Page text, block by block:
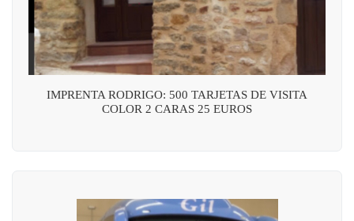
IMPRENTA RODRIGO: 500 TARJETAS DE VISITA
COLOR 2 CARAS 25 EUROS